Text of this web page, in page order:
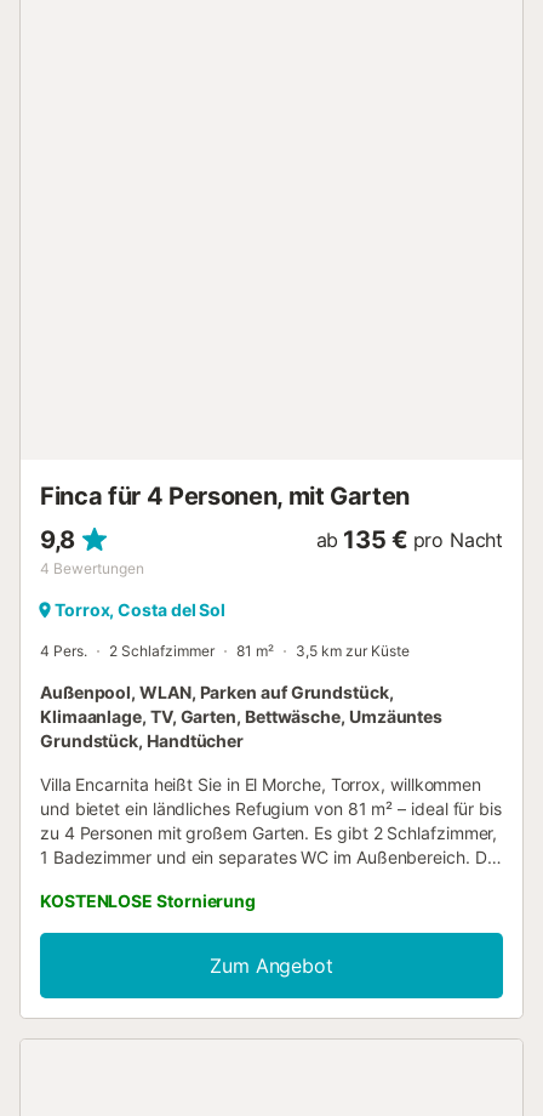
Finca für 4 Personen, mit Garten
9,8
4 Bewertungen
ab 135 € pro Nacht
Torrox, Costa del Sol
4 Pers. 2 Schlafzimmer 81 m² 3,5 km zur Küste
Außenpool, WLAN, Parken auf Grundstück,
Klimaanlage, TV, Garten, Bettwäsche, Umzäuntes
Grundstück, Handtücher
Villa Encarnita heißt Sie in El Morche, Torrox, willkommen
und bietet ein ländliches Refugium von 81 m² – ideal für bis
zu 4 Personen mit großem Garten. Es gibt 2 Schlafzimmer,
1 Badezimmer und ein separates WC im Außenbereich. Die
Kapselkaffeemaschine. Zu den Annehmlichkeiten gehören
WLAN für Videokonferenzen, Klimaanlage im Wohnzimmer
und in beiden Schlafzimmern, Smart-TV im Wohnzimmer
und auf der Veranda sowie eine elektronische Dartscheibe.
Der Zugang zum Haus hat eine kleine Stufe. Genießen Sie
KOSTENLOSE Stornierung
Zum Angebot